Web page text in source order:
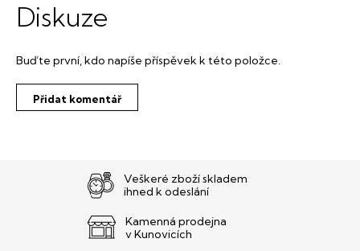
Diskuze
Buďte první, kdo napíše příspěvek k této položce.
Přidat komentář
Veškeré zboží skladem
ihned k odeslání
Kamenná prodejna
v Kunovicích